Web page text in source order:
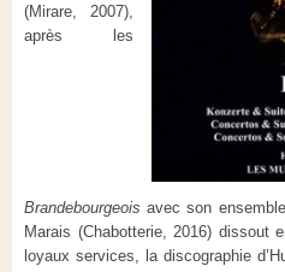
(Mirare, 2007),
après les
Brandebourgeois avec son
Marais (Chabotterie, 2016) dissout
loyaux services, la discographie